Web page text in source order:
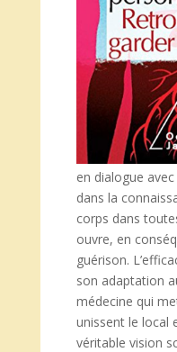
en dialogue
dans la
corps dans
ouvre, en
guérison.
son adaptation
médecine qui
unissent le local
véritable vision